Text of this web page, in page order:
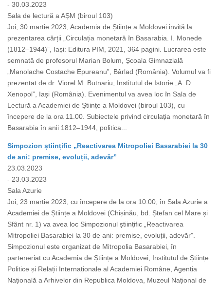
- 30.03.2023
Sala de lectură a AȘM (biroul 103)
Joi, 30 martie 2023, Academia de Științe a Moldovei invită la
prezentarea cărții „Circulația monetară în Basarabia. I. Monede
(1812–1944)”, Iași: Editura PIM, 2021, 364 pagini. Lucrarea este
semnată de profesorul Marian Bolum, Școala Gimnazială
„Manolache Costache Epureanu”, Bârlad (România). Volumul va fi
prezentat de dr. Viorel M. Butnariu, Institutul de Istorie „A. D.
Xenopol”, Iași (România). Evenimentul va avea loc în Sala de
Lectură a Academiei de Științe a Moldovei (biroul 103), cu
începere de la ora 11.00. Subiectele privind circulația monetară în
Basarabia în anii 1812–1944, politica...
Simpozion științific „Reactivarea Mitropoliei Basarabiei la 30
de ani: premise, evoluții, adevăr”
23.03.2023
- 23.03.2023
Sala Azurie
Joi, 23 martie 2023, cu începere de la ora 10:00, în Sala Azurie a
Academiei de Științe a Moldovei (Chișinău, bd. Ștefan cel Mare și
Sfânt nr. 1) va avea loc Simpozionul științific „Reactivarea
Mitropoliei Basarabiei la 30 de ani: premise, evoluții, adevăr”.
Simpozionul este organizat de Mitropolia Basarabiei, în
parteneriat cu Academia de Științe a Moldovei, Institutul de Științe
Politice și Relații Internaționale al Academiei Române, Agenția
Națională a Arhivelor din Republica Moldova, Muzeul Național de